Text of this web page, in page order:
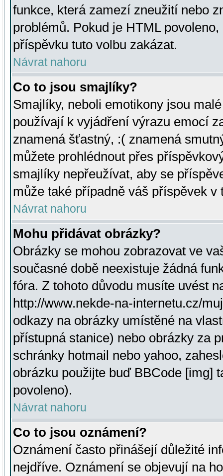
funkce, která zamezí zneužití nebo
problémů. Pokud je HTML
příspěvku tuto volbu zakázat.
Návrat nahoru
Co to jsou smajlíky?
Smajlíky, neboli emotikony jsou
používají k vyjádření výrazu emocí
znamená šťastný, :( znamená
můžete prohlédnout přes
smajlíky nepřeužívat, aby se
může také případně váš příspěvek v
Návrat nahoru
Mohu přidávat obrázky?
Obrázky se mohou zobrazovat ve
současné době neexistuje žádná
fóra. Z tohoto důvodu musíte uvést
http://www.nekde-na-internetu.cz/
odkazy na obrázky umístěné na
přístupná stanice) nebo obrázky za
schránky hotmail nebo yahoo,
obrázku použijte buď BBCode [img]
povoleno).
Návrat nahoru
Co to jsou oznámení?
Oznámení často přinášejí důležité
nejdříve. Oznámení se objevují na